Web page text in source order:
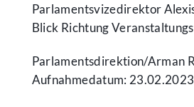
Parlamentsvizedirektor
Blick Richtung
Parlamentsdirektion/​Arman
Aufnahmedatum: 23.02.2023